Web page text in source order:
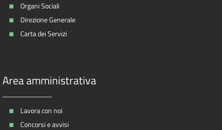
Organi Sociali
Direzione Generale
Carta dei Servizi
Area amministrativa
Lavora con noi
Concorsi e avvisi